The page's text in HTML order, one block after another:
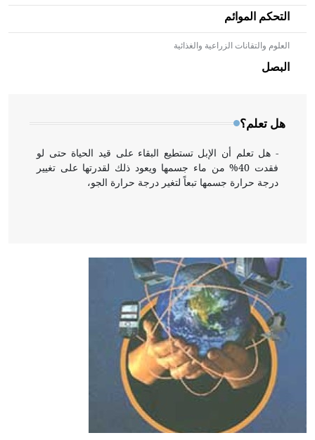
التحكم الموائم
العلوم والتقانات الزراعية والغذائية
البصل
هل تعلم؟
- هل تعلم أن الأبلق نوع من الفنون الهندسية التي ارتبطت
بالعمارة الإسلامية في بلاد الشام ومصر خاصة، حيث يحرص
المعمار على بناء مداميكه وخاصة في الواجهات
- هل تعلم أن الإبل تستطيع البقاء على قيد الحياة حتى لو
فقدت 40% من ماء جسمها ويعود ذلك لقدرتها على تغيير
درجة حرارة جسمها تبعاً لتغير درجة حرارة الجو،
- هل تعلم أن أبقراط كتب في الطب أربعة مؤلفات هي:
الحكم، الأدلة، تنظيم التغذية، ورسالته في جروح الرأس.
ويعود له الفضل بأنه حرر الطب من الدين والفلسفة.
- هل تعلم أن المرجان إفراز حيواني يتكون في البحر ويتركب
من مادة كربونات الكلسيوم، وهو أحمر أو شديد الحمرة وهو
أجود أنواعه، ويمتاز بكبر الحجم ويسمى الش